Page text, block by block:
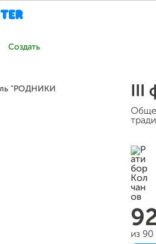
Создать
из